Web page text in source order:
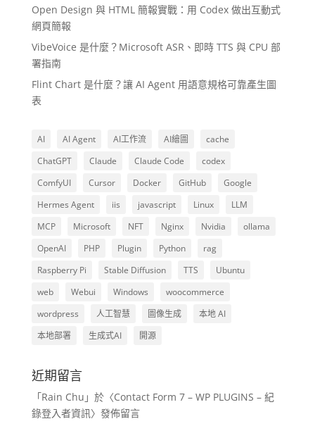
Open Design 與 HTML 簡報實戰：用 Codex 做出互動式
網頁簡報
VibeVoice 是什麼？Microsoft ASR、即時 TTS 與 CPU 部
署指南
Flint Chart 是什麼？讓 AI Agent 用語意規格可靠產生圖
表
AI AI Agent AI工作流 AI繪圖
cache
ChatGPT
Claude Claude Code
codex
ComfyUI
Cursor Docker GitHub
Google
Hermes Agent
iis javascript Linux
LLM
MCP
Microsoft NFT Nginx Nvidia
ollama
OpenAI
PHP Plugin Python
rag
Raspberry Pi
Stable Diffusion TTS
Ubuntu
web
Webui Windows
woocommerce
wordpress
人工智慧 圖像生成
本地 AI
本地部署
生成式AI 開源
近期留言
「Rain Chu 」於〈Contact Form 7 – WP PLUGINS – 紀
錄登入者資訊〉發佈留言